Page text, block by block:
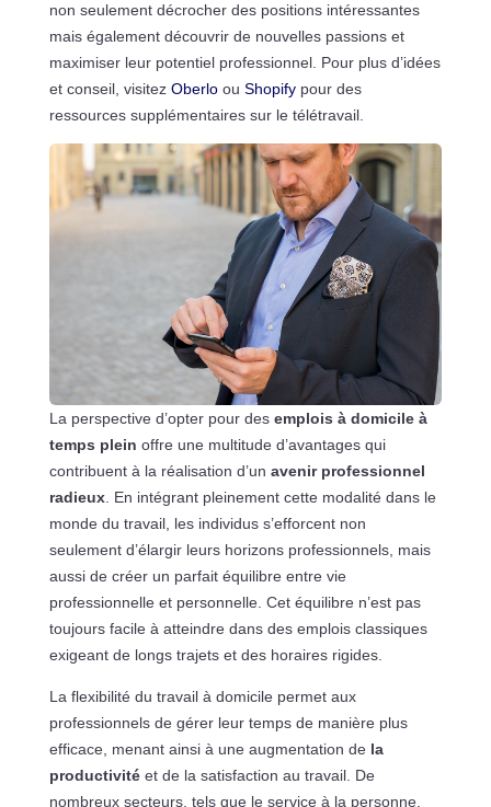
non seulement décrocher des positions intéressantes
mais également découvrir de nouvelles passions et
maximiser leur potentiel professionnel. Pour plus d’idées
et conseil, visitez Oberloou Shopifypour des
ressources supplémentaires sur le télétravail.
La perspective d’opter pour des emplois à domicile à
temps plein offre une multitude d’avantages qui
contribuent à la réalisation d’un avenir professionnel
radieux. En intégrant pleinement cette modalité dans le
monde du travail, les individus s’efforcent non
seulement d’élargir leurs horizons professionnels, mais
aussi de créer un parfait équilibre entre vie
professionnelle et personnelle. Cet équilibre n’est pas
toujours facile à atteindre dans des emplois classiques
exigeant de longs trajets et des horaires rigides.
La flexibilité du travail à domicile permet aux
professionnels de gérer leur temps de manière plus
efficace, menant ainsi à une augmentation de la
productivitéet de la satisfaction au travail. De
nombreux secteurs, tels que le service à la personne,